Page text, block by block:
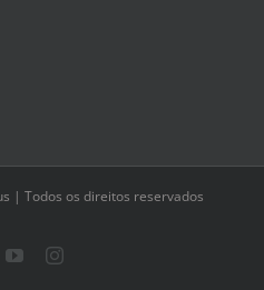
| Todos os direitos reservados
YouTubeInstagram